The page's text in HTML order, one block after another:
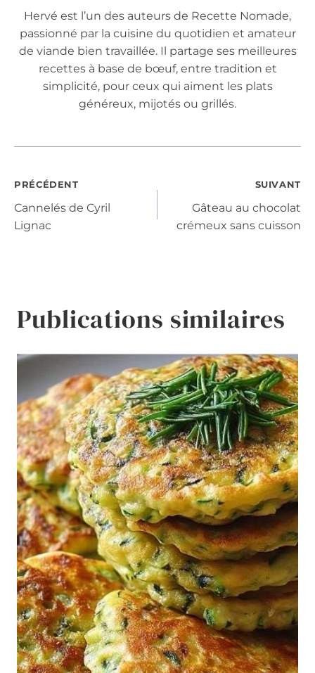
Hervé est l’un des auteurs de Recette Nomade,
passionné par la cuisine du quotidien et amateur
de viande bien travaillée. Il partage ses meilleures
recettes à base de bœuf, entre tradition et
simplicité, pour ceux qui aiment les plats
généreux, mijotés ou grillés.
Navigation
de
PRÉCÉDENT
Cannelés de Cyril
Lignac
SUIVANT
Gâteau au chocolat
crémeux sans cuisson
Publications similaires